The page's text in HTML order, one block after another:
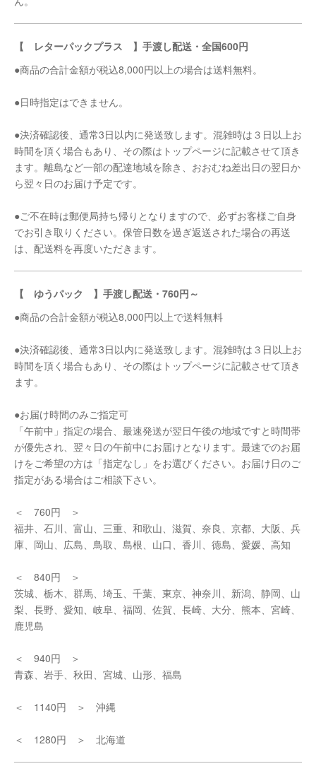
【 レターパックプラス 】手渡し配送・全国600円
●商品の合計金額が税込8,000円以上の場合は送料無料。
●日時指定はできません。
●決済確認後、通常3日以内に発送致します。混雑時は３日以上お
時間を頂く場合もあり、その際はトップページに記載させて頂き
ます。離島など一部の配達地域を除き、おおむね差出日の翌日か
ら翌々日のお届け予定です。
●ご不在時は郵便局持ち帰りとなりますので、必ずお客様ご自身
でお引き取りください。保管日数を過ぎ返送された場合の再送
は、配送料を再度いただきます。
【 ゆうパック 】手渡し配送・760円～
●商品の合計金額が税込8,000円以上で送料無料
●決済確認後、通常3日以内に発送致します。混雑時は３日以上お
時間を頂く場合もあり、その際はトップページに記載させて頂き
ます。
●お届け時間のみご指定可
「午前中」指定の場合、最速発送が翌日午後の地域ですと時間帯
が優先され、翌々日の午前中にお届けとなります。最速でのお届
けをご希望の方は「指定なし」をお選びください。お届け日のご
指定がある場合はご相談下さい。
＜ 760円 ＞
福井、石川、富山、三重、和歌山、滋賀、奈良、京都、大阪、兵
庫、岡山、広島、鳥取、島根、山口、香川、徳島、愛媛、高知
＜ 840円 ＞
茨城、栃木、群馬、埼玉、千葉、東京、神奈川、新潟、静岡、山
梨、長野、愛知、岐阜、福岡、佐賀、長崎、大分、熊本、宮崎、
鹿児島
＜ 940円 ＞
青森、岩手、秋田、宮城、山形、福島
＜ 1140円 ＞ 沖縄
＜ 1280円 ＞ 北海道